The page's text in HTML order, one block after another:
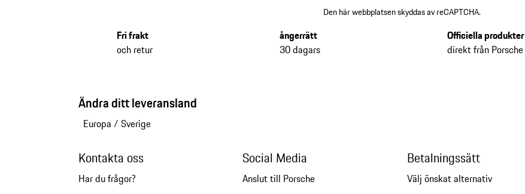
Den här webbplatsen skyddas av reCAPTCHA.
Fri frakt
och retur
ångerrätt
30 dagars
Officiella produkter
direkt från Porsche
Ändra ditt leveransland
Europa / Sverige
Kontakta oss
Har du frågor?
Social Media
Anslut till Porsche
Betalningssätt
Välj önskat alternativ